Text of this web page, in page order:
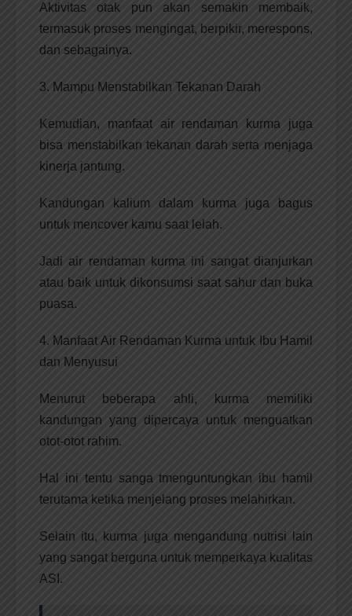
Aktivitas otak pun akan semakin membaik,
termasuk proses mengingat, berpikir, merespons,
dan sebagainya.
3. Mampu Menstabilkan Tekanan Darah
Kemudian, manfaat air rendaman kurma juga
bisa menstabilkan tekanan darah serta menjaga
kinerja jantung.
Kandungan kalium dalam kurma juga bagus
untuk mencover kamu saat lelah.
Jadi air rendaman kurma ini sangat dianjurkan
atau baik untuk dikonsumsi saat sahur dan buka
puasa.
4. Manfaat Air Rendaman Kurma untuk Ibu Hamil
dan Menyusui
Menurut beberapa ahli, kurma memiliki
kandungan yang dipercaya untuk menguatkan
otot-otot rahim.
Hal ini tentu sanga tmenguntungkan ibu hamil
terutama ketika menjelang proses melahirkan.
Selain itu, kurma juga mengandung nutrisi lain
yang sangat berguna untuk memperkaya kualitas
ASI.